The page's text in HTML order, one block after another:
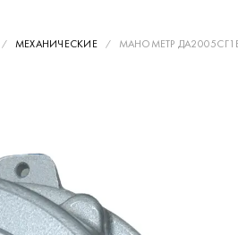
МЕХАНИЧЕСКИЕ МАНОМЕТР